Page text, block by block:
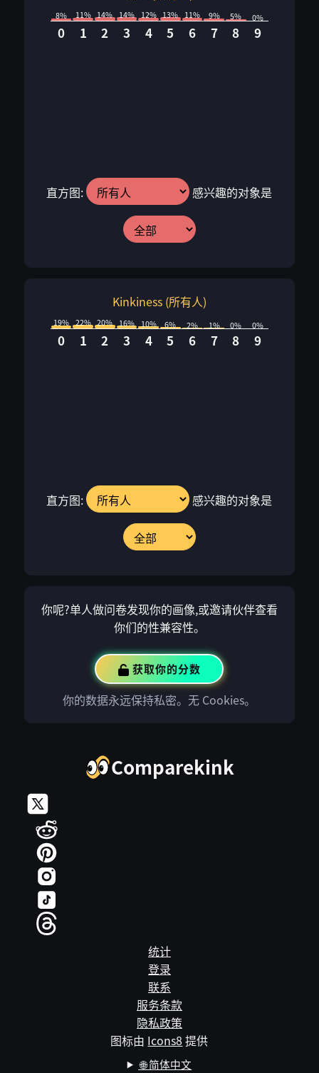
0
8%
1
11%
2
14%
3
14%
4
12%
5
13%
6
11%
7
9%
8
5%
9
0%
直方图: 感兴趣的对象是
Kinkiness (所有人)
0
19%
1
22%
2
20%
3
16%
4
10%
5
6%
6
2%
7
1%
8
0%
9
0%
直方图: 感兴趣的对象是
你呢?单人做问卷发现你的画像,或邀请伙伴查看
你们的性兼容性。
获取你的分数
你的数据永远保持私密。无 Cookies。
Comparekink
统计
登录
联系
服务条款
隐私政策
图标由 Icons8 提供
🌐简体中文